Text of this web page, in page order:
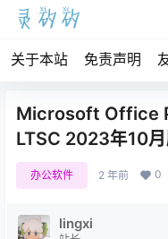
关于本站 免责声明
Microsoft Office
LTSC 2023年10
办公软件 2 年前 0
lingxi